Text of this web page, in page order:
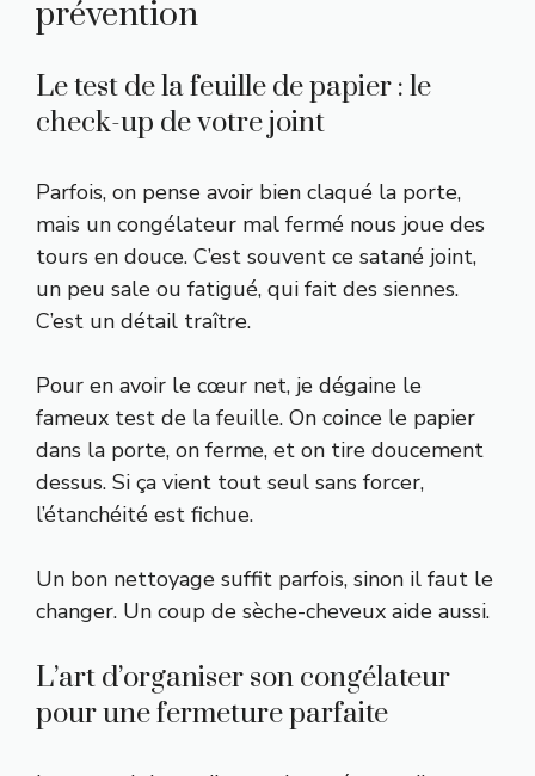
prévention
Le test de la feuille de papier : le
check-up de votre joint
Parfois, on pense avoir bien claqué la porte,
mais un congélateur mal fermé nous joue des
tours en douce. C’est souvent ce satané joint,
un peu sale ou fatigué, qui fait des siennes.
C’est un détail traître.
Pour en avoir le cœur net, je dégaine le
fameux test de la feuille. On coince le papier
dans la porte, on ferme, et on tire doucement
dessus. Si ça vient tout seul sans forcer,
l’étanchéité est fichue.
Un bon nettoyage suffit parfois, sinon il faut le
changer. Un coup de sèche-cheveux aide aussi.
L’art d’organiser son congélateur
pour une fermeture parfaite